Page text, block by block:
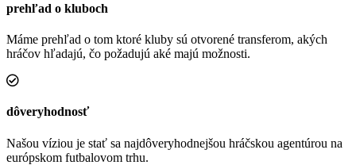
prehľad o kluboch
Máme prehľad o tom ktoré kluby sú otvorené transferom, akých
hráčov hľadajú, čo požadujú aké majú možnosti.
dôveryhodnosť
Našou víziou je stať sa najdôveryhodnejšou hráčskou agentúrou na
európskom futbalovom trhu.